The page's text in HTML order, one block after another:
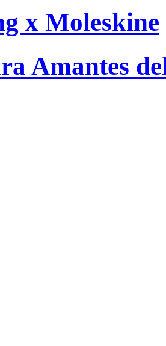
x Moleskine
Amantes